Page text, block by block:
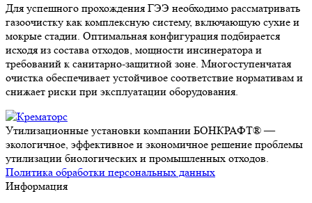
Для успешного прохождения ГЭЭ необходимо рассматривать
газоочистку как комплексную систему, включающую сухие и
мокрые стадии. Оптимальная конфигурация подбирается
исходя из состава отходов, мощности инсинератора и
требований к санитарно-защитной зоне. Многоступенчатая
очистка обеспечивает устойчивое соответствие нормативам и
снижает риски при эксплуатации оборудования.
Утилизационные установки компании БОНКРАФТ® —
экологичное, эффективное и экономичное решение проблемы
утилизации биологических и промышленных отходов.
Политика обработки персональных данных
Информация